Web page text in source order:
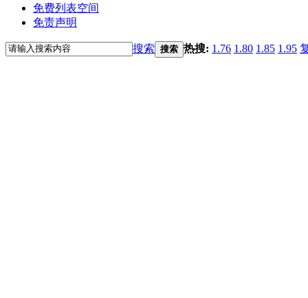
免费列表空间
免责声明
搜索 搜索 热搜: 1.76 1.80 1.85 1.95